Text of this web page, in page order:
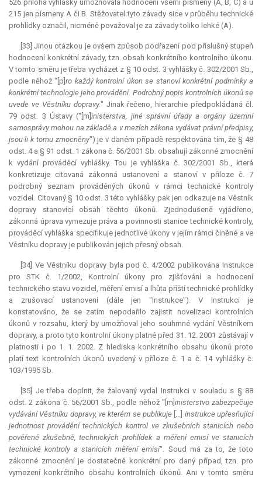
526 příloha vyhlášky umožňovala hodnocení všemi písmeny (A, B, C) a u
215 jen písmeny A či B. Stěžovatel tyto závady sice v průběhu technické
prohlídky označil, nicméně považoval je za závady toliko lehké (A).
[33] Jinou otázkou je ovšem způsob podřazení pod příslušný stupeň
hodnocení konkrétní závady, tzn. obsah konkrétního kontrolního úkonu.
V tomto směru je třeba vycházet z § 10 odst. 3 vyhlášky č. 302/2001 Sb.,
podle něhož "[p] ro každý kontrolní úkon se stanoví konkrétní podmínky a
konkrétní technologie jeho provádění. Podrobný popis kontrolních úkonů se
uvede ve Věstníku dopravy." Jinak řečeno, hierarchie předpokládaná čl.
79 odst. 3 Ústavy ("[m]inisterstva, jiné správní úřady a orgány územní
samosprávy mohou na základě a v mezích zákona vydávat právní předpisy,
jsou-li k tomu zmocněny") je v daném případě respektována tím, že § 48
odst. 4 a § 91 odst. 1 zákona č. 56/2001 Sb. obsahují zákonné zmocnění
k vydání prováděcí vyhlášky. Tou je vyhláška č. 302/2001 Sb., která
konkretizuje citovaná zákonná ustanovení a stanoví v příloze č. 7
podrobný seznam prováděných úkonů v rámci technické kontroly
vozidel. Citovaný § 10 odst. 3 této vyhlášky pak jen odkazuje na Věstník
dopravy stanovící obsah těchto úkonů. Zjednodušeně vyjádřeno,
zákonná úprava vymezuje práva a povinnosti stanice technické kontroly,
prováděcí vyhláška specifikuje jednotlivé úkony v jejím rámci činěné a ve
Věstníku dopravy je publikován jejich přesný obsah.
[34] Ve Věstníku dopravy byla pod č. 4/2002 publikována Instrukce
pro STK č. 1/2002, Kontrolní úkony pro zjišťování a hodnocení
technického stavu vozidel, měření emisí a lhůta příští technické prohlídky
a zrušovací ustanovení (dále jen "Instrukce"). V Instrukci je
konstatováno, že se zatím nepodařilo zajistit novelizaci kontrolních
úkonů v rozsahu, který by umožňoval jeho souhrnné vydání Věstníkem
dopravy, a proto tyto kontrolní úkony platné před 31. 12. 2001 zůstávají v
platnosti i po 1. 1. 2002. Z hlediska konkrétního obsahu úkonů proto
platí text kontrolních úkonů uvedený v příloze č. 1 a č. 14 vyhlášky č.
103/1995 Sb.
[35] Je třeba doplnit, že žalovaný vydal Instrukci v souladu s § 88
odst. 2 zákona č. 56/2001 Sb., podle něhož "[m] inisterstvo zabezpečuje
vydávání Věstníku dopravy, ve kterém se publikuje [...] instrukceupřesňující
jednotnost provádění technických kontrol ve zkušebních stanicích nebo
pověřené zkušebně, technických prohlídek a měření emisí ve stanicích
technické kontroly a stanicích měření emisí". Soud má za to, že toto
zákonné zmocnění je dostatečně konkrétní pro daný případ, tzn. pro
vymezení konkrétního obsahu kontrolních úkonů. Ani v tomto směru